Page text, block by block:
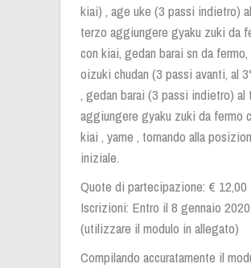
kiai) , age uke (3 passi indietro) al
terzo aggiungere gyaku zuki da
con kiai, gedan barai sn da fermo,
oizuki chudan (3 passi avanti, al
, gedan barai (3 passi indietro) al
aggiungere gyaku zuki da fermo
kiai , yame , tornando alla
iniziale.
Quote di partecipazione: € 12,00
Iscrizioni: Entro il 8 gennaio 2020
(utilizzare il modulo in allegato)
Compilando accuratamente il